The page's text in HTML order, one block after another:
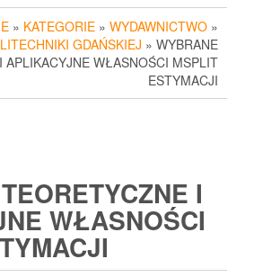
» KATEGORIE » WYDAWNICTWO »
GDAŃSKIEJ » WYBRANE
APLIKACYJNE WŁASNOŚCI MSPLIT
ESTYMACJI
I
WŁASNOŚCI